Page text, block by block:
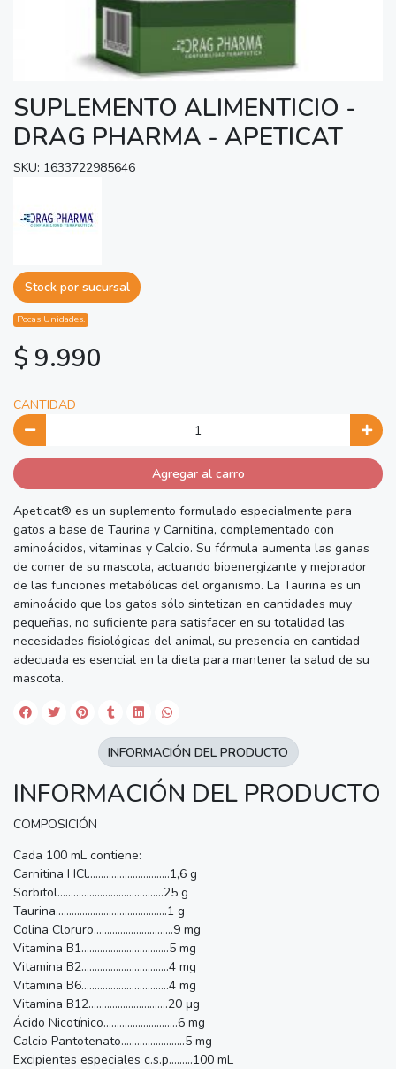
SUPLEMENTO ALIMENTICIO -
DRAG PHARMA - APETICAT
SKU: 1633722985646
Stock por sucursal
Pocas Unidades.
$ 9.990
CANTIDAD
Agregar al carro
Apeticat® es un suplemento formulado especialmente para
gatos a base de Taurina y Carnitina, complementado con
aminoácidos, vitaminas y Calcio. Su fórmula aumenta las ganas
de comer de su mascota, actuando bioenergizante y mejorador
de las funciones metabólicas del organismo. La Taurina es un
aminoácido que los gatos sólo sintetizan en cantidades muy
pequeñas, no suficiente para satisfacer en su totalidad las
necesidades fisiológicas del animal, su presencia en cantidad
adecuada es esencial en la dieta para mantener la salud de su
mascota.
INFORMACIÓN DEL PRODUCTO
COMPOSICIÓN
Cada 100 mL contiene:
Carnitina HCl...............................1,6 g
Sorbitol........................................25 g
Taurina..........................................1 g
Colina Cloruro..............................9 mg
Vitamina B1.................................5 mg
Vitamina B2.................................4 mg
Vitamina B6.................................4 mg
Vitamina B12..............................20 μg
Ácido Nicotínico............................6 mg
Calcio Pantotenato........................5 mg
Excipientes especiales c.s.p.........100 mL
INFORMACIÓN DEL PRODUCTO